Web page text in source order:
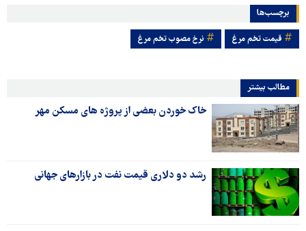
برچسب‌ها
قيمت تخم مرغ نرخ مصوب تخم مرغ
مطالب بیشتر
خاک خوردن بعضی از پروژه های مسکن مهر
رشد دو دلاری قیمت نفت در بازارهای جهانی